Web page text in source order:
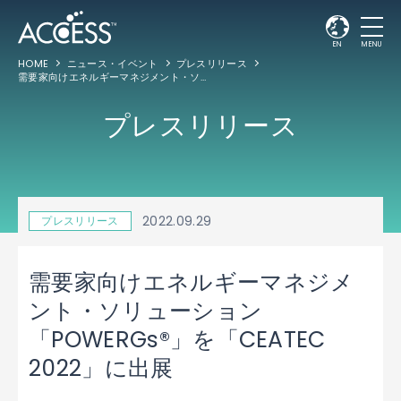
EN MENU
HOME ニュース・イベント
プレスリリース
需要家向けエネルギーマネジメント・ソリューション「POWERGs®」を「CEATEC 2022」に出展
プレスリリース
プレスリリース 2022.09.29
需要家向けエネルギーマネジメ
ント・ソリューション
「POWERGs®」を「CEATEC
2022」に出展